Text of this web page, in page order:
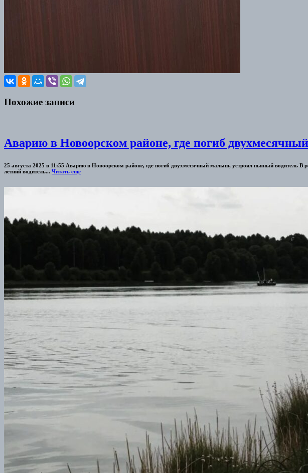
Похожие записи
Аварию в Новоорском районе, где погиб
25 августа 2025 в 11:55 Аварию в Новоорском районе, где погиб двухмесячный малыш, устроил пьяный водитель
летний водитель... Читать еще